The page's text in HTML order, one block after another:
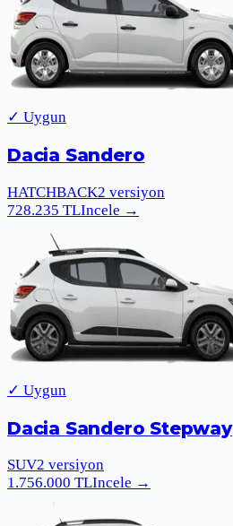
✓ Uygun
Dacia Sandero
HATCHBACK2 versiyon
728.235 TLIncele →
✓ Uygun
Dacia Sandero Stepway
SUV2 versiyon
1.756.000 TLIncele →